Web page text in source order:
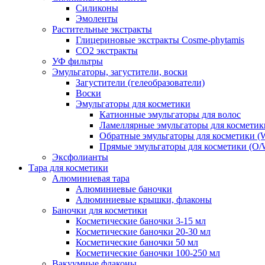
Силиконы
Эмоленты
Растительные экстракты
Глицериновые экстракты Cosme-phytamis
СО2 экстракты
УФ фильтры
Эмульгаторы, загустители, воски
Загустители (гелеобразователи)
Воски
Эмульгаторы для косметики
Катионные эмульгаторы для волос
Ламеллярные эмульгаторы для
Обратные эмульгаторы для косметики
Прямые эмульгаторы для косметики (O/
Эксфолианты
Тара для косметики
Алюминиевая тара
Алюминиевые баночки
Алюминиевые крышки, флаконы
Баночки для косметики
Косметические баночки 3-15 мл
Косметические баночки 20-30 мл
Косметические баночки 50 мл
Косметические баночки 100-250 мл